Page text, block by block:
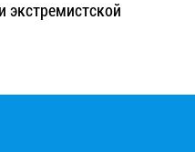
экстремистской